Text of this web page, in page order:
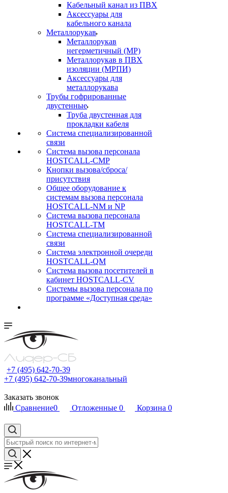
Кабельный канал из ПВХ
Аксессуары для
кабельного канала
Металлорукав
Металлорукав
негерметичный (МР)
Металлорукав в ПВХ
изоляции (МРПИ)
Аксессуары для
металлорукава
Трубы гофрированные
двустенные
Труба двустенная для
прокладки кабеля
Система специализированной
связи
Cистема вызова персонала
HOSTCALL-CMP
Кнопки вызова/сброса/
присутствия
Общее оборудование к
системам вызова персонала
HOSTCALL-NM и NP
Система вызова персонала
HOSTCALL-TM
Система специализированной
связи
Система электронной очереди
HOSTCALL-QM
Cистема вызова посетителей в
кабинет HOSTCALL-CV
Системы вызова персонала по
программе «Доступная среда»
+7 (495) 642-70-39
+7 (495) 642-70-39многоканальный
Заказать звонок
Сравнение0 Отложенные 0 Корзина 0